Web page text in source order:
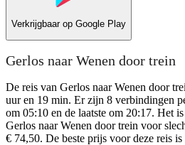
Verkrijgbaar op Google Play
Gerlos naar Wenen door trein
De reis van Gerlos naar Wenen door
uur en 19 min. Er zijn 8 verbindingen
om 05:10 en de laatste om 20:17. Het
Gerlos naar Wenen door trein voor
€ 74,50. De beste prijs voor deze reis is